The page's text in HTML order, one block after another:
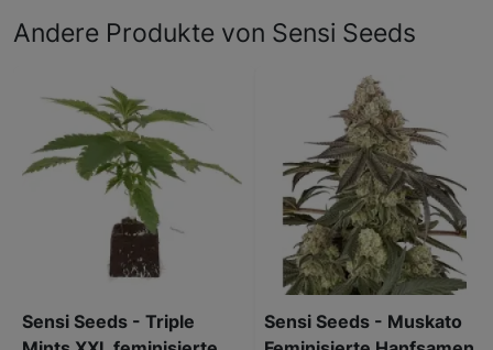
Andere Produkte von Sensi Seeds
Sensi Seeds - Triple
Sensi Seeds - Muskato